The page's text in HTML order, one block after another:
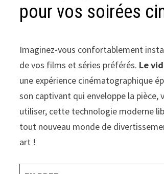
pour vos soirées
Imaginez-vous confortablement
de vos films et séries préférés. Le
une expérience cinématographique
son captivant qui enveloppe la
utiliser, cette technologie moderne
tout nouveau monde de
art !